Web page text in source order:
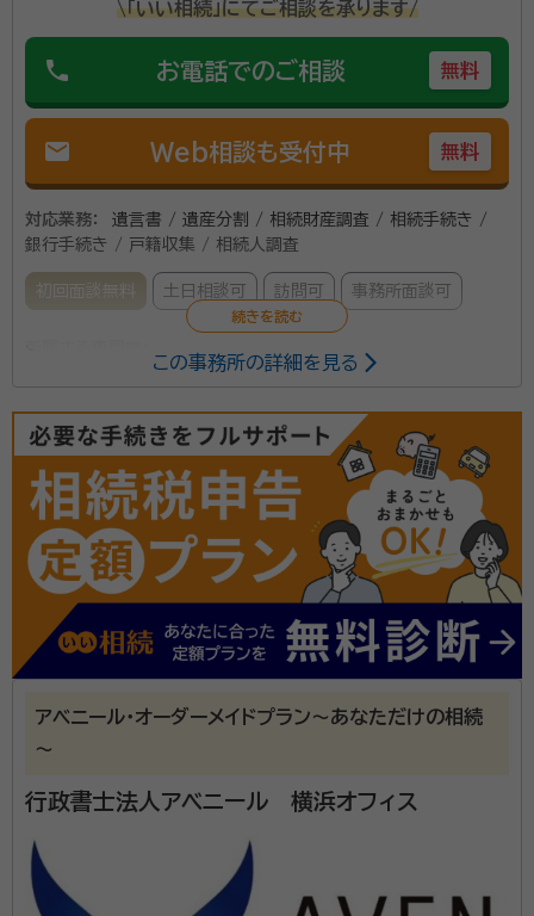
親族や関係者が集まる場へご訪問してのお話も柔軟に
対応いたしますのでお気軽にご相談ください。
所属団体： 神奈川行政書士会、神奈川県社会保険労務士会
\「いい相続」にてご相談を承ります/
phone お電話でのご相談 無料
mail Web相談も受付中 無料
対応業務：
遺言書 / 遺産分割 / 相続財産調査 / 相続手続き /
銀行手続き / 戸籍収集 / 相続人調査
初回面談無料 土日相談可 訪問可 事務所面談可
会長 前神奈川行政書士政治連盟会長、元日本行政書士政治連盟幹事
長、グループ・行政書士のマインド：代表
相続手続、遺言書作成支援業務について１９９１年１月開
業以来数百件の業務実績があり、いずれも高い評価を
受けています。 お客様に対し、適切なアドバイス及び問
題解決方法のご提案を実践してきました。お気軽にご相
談ください！
所属団体： 神奈川県行政書士会 仲裁ADR法学会
この事務所の詳細を見る
アベニール・オーダーメイドプラン～あなただけの相続
～
行政書士法人アベニール 横浜オフィス